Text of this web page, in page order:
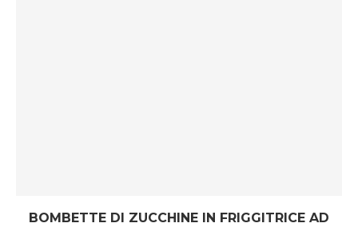
BOMBETTE DI ZUCCHINE IN FRIGGITRICE AD